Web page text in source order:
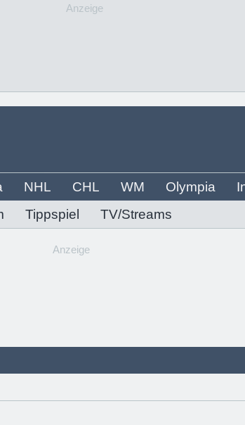
Anzeige
NHL CHL WM Olympia
Tippspiel TV/Streams
Anzeige